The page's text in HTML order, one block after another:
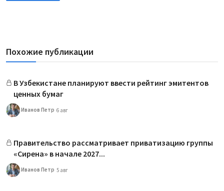
Похожие публикации
В Узбекистане планируют ввести рейтинг эмитентов
ценных бумаг
Иванов Петр 6 авг
Правительство рассматривает приватизацию группы
«Сирена» в начале 2027...
Иванов Петр 5 авг